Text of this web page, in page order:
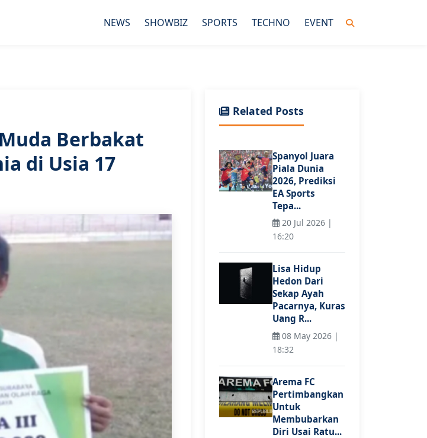
NEWS SHOWBIZ SPORTS TECHNO EVENT
Berbakat
di Usia 17
Related Posts
Spanyol Juara
Piala Dunia
2026, Prediksi
EA Sports
Tepa...
20 Jul 2026 |
16:20
Lisa Hidup
Hedon Dari
Sekap Ayah
Pacarnya, Kuras
Uang R...
08 May 2026 |
18:32
Arema FC
Pertimbangkan
Untuk
Membubarkan
Diri Usai Ratu...